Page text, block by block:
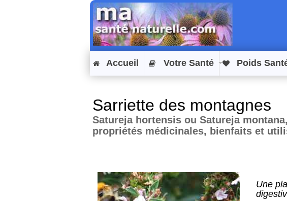
Accueil Votre Santé Poids
Sarriette des montagnes
Satureja hortensis ou Satureja
propriétés médicinales, bienfaits et
Une